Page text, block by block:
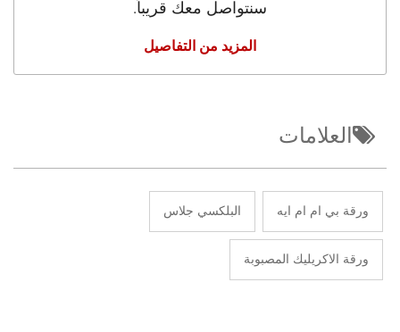
سنتواصل معك قريباً.
المزيد من التفاصيل
العلامات
ورقة بي ام ام ايه البلكسي جلاس
ورقة الاكريليك المصبوبة